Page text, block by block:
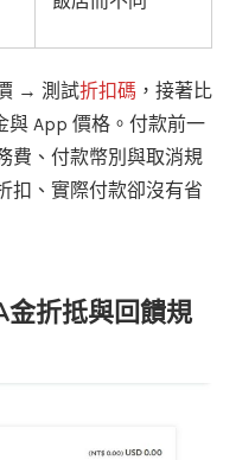
→ 測試折扣碼 ，接著比
與 App 價格。付款前一
費、付款幣別與取消規
扣、實際付款卻沒有省
折抵與回饋規